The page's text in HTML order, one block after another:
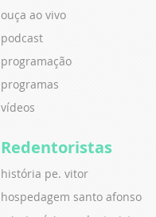
ouça ao vivo
podcast
programação
programas
vídeos
Redentoristas
história pe. vitor
hospedagem santo afonso